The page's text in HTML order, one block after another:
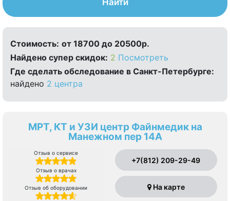
Найти
Стоимость: от 18700 до 20500р.
Найдено cупер скидок: 2 Посмотреть
Где сделать обследование в Санкт-Петербурге:
найдено 2 центра
МРТ, КТ и УЗИ центр Файнмедик на
Манежном пер 14А
Отзыв о сервисе
Отзыв о врачах
Отзыв об оборудовании
+7(812) 209-29-49
На карте